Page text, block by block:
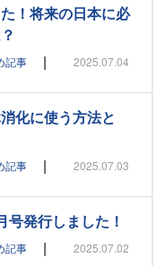
！将来の日本に必
記事 | 2025.07.04
化に使う方法と
記事 | 2025.07.03
号発行しました！
記事 | 2025.07.02